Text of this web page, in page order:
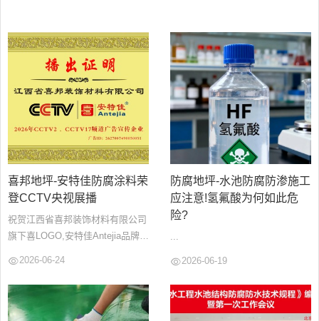
我
们
咨
询
喜邦地坪-安特佳防腐涂料荣
登CCTV央视展播
祝贺江西省喜邦装饰材料有限公司
旗下喜LOGO,安特佳Antejia品牌荣
2026-06-24
防腐地坪-水池防腐防渗施工
应注意!氢氟酸为何如此危
险?
...
2026-06-19